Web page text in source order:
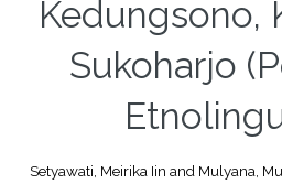
Kedungsono,
Sukoharjo
Setyawati, Meirika Iin and Mulyana,